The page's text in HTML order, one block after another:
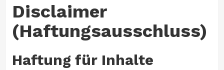
Disclaimer
(Haftungsausschluss)
Haftung für Inhalte